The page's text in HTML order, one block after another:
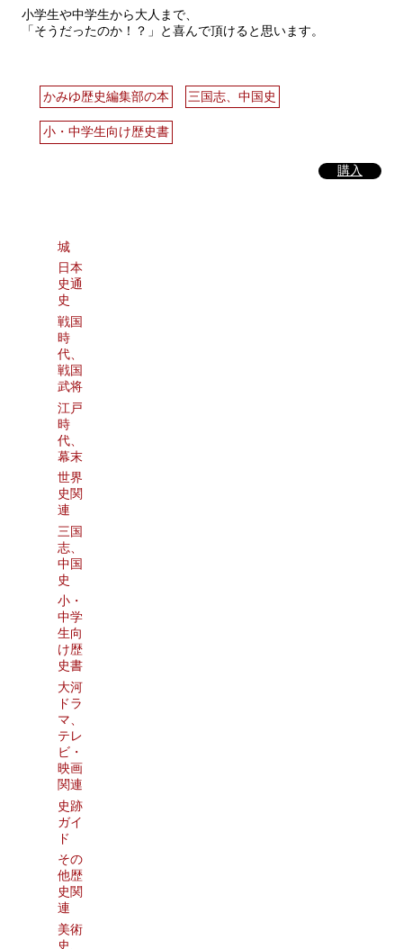
小学生や中学生から大人まで、
「そうだったのか！？」と喜んで頂けると思います。
かみゆ歴史編集部の本 三国志、中国史
小・中学生向け歴史書
購入
城
日本
史通
史
戦国
時
代、
戦国
武将
江戸
時
代、
幕末
世界
史関
連
三国
志、
中国
史
小・
中学
生向
け歴
史書
大河
ドラ
マ、
テレ
ビ・
映画
関連
史跡
ガイ
ド
その
他歴
史関
連
美術
史、